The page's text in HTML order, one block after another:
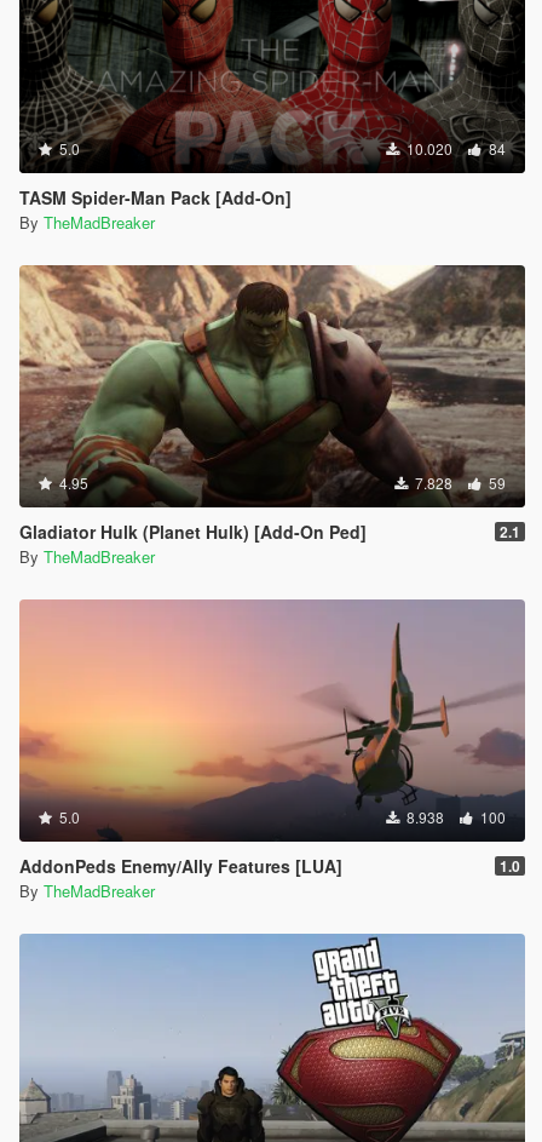
5.0 10.020 84
TASM Spider-Man Pack [Add-On]
By TheMadBreaker
4.95 7.828 59
Gladiator Hulk (Planet Hulk) [Add-On Ped] 2.1
By TheMadBreaker
5.0 8.938 100
AddonPeds Enemy/Ally Features [LUA] 1.0
By TheMadBreaker